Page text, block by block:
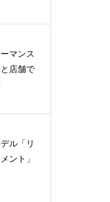
マンス
店舗で
ル「リ
ント」
共同記
ルメデ
小売業
グ戦略
る